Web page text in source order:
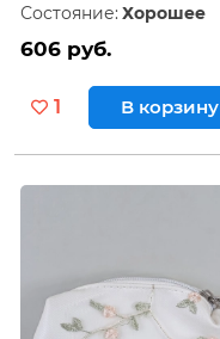
Состояние: Хорошее
606 руб.
1 В корзину